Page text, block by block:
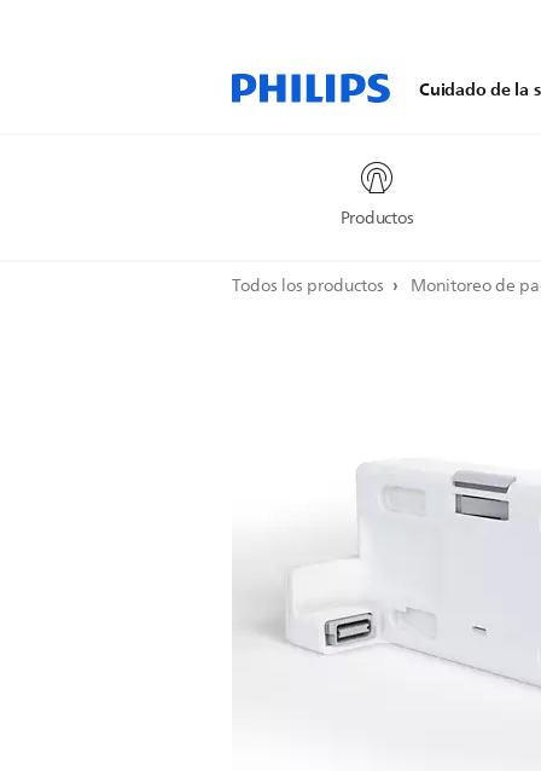
Cuidado de la
Productos
Todos los productos Monitoreo de